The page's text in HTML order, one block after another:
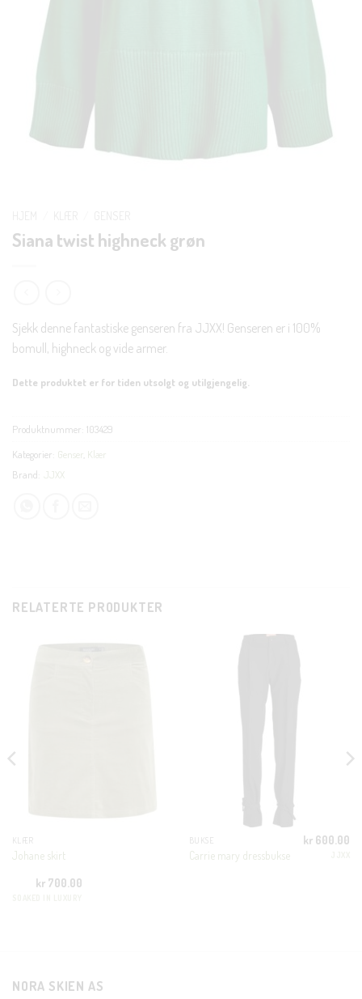
Siana twist highneck grøn
Sjekk denne fantastiske genseren fra JJXX! Genseren er i 100%
bomull, highneck og vide armer.
Dette produktet er for tiden utsolgt og utilgjengelig.
Produktnummer: 103429
Kategorier: Genser Klær
Brand:
JJXX
RELATERTE PRODUKTER
KLÆR
Johane skirt
kr700.00
BUKSE
Carrie mary dressbukse
kr 600.00
NORA SKIEN AS
KUNDEKLUBB
En liten velkomstgave til deg! ❤️
Bli en del av Nora-familien i dag. Som medlem får du 10%